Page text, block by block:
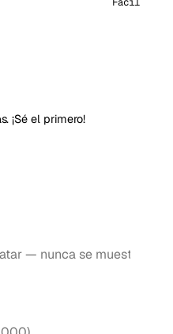
¡Sé el primero!